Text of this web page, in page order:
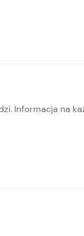
Informacja na